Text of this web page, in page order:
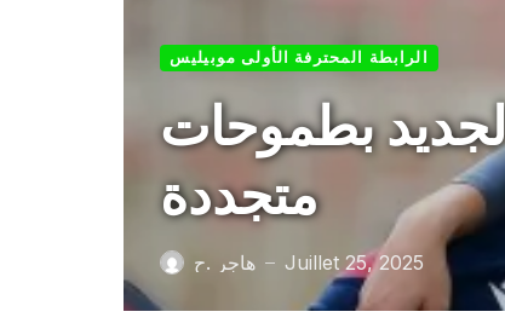
الرابطة المحترفة الأولى موبيليس
بطموحات
متجددة
هاجر .ح — Juillet 25, 2025